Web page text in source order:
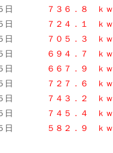
日
７３６．８ ｋｗ
５日
７２４．１ ｋｗ
日
７０５．３ ｋｗ
日
６９４．７
ｋｗ
日
６６７．９ ｋｗ
日
７２７．６ ｋｗ
日
７４３．２ ｋｗ
日
７４５．４ ｋｗ
日
５８２．９ ｋｗ